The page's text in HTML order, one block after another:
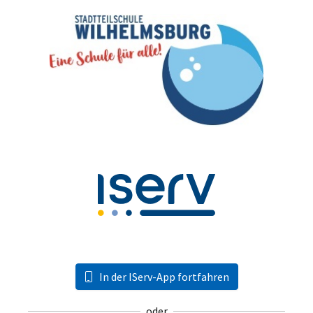
In der IServ-App fortfahren